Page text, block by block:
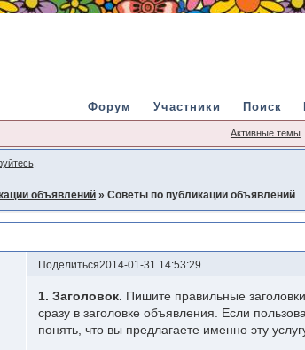
Форум Участники Поиск
Активные темы
.
объявлений »Советы по публикации объявлений
Поделиться2014-01-31 14:53:29
1. Заголовок. Пишите правильные
сразу в заголовке объявления. Если
понять, что вы предлагаете именно эту